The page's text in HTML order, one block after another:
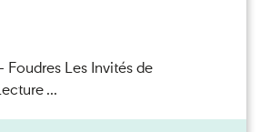
Foudres Les Invités de
...